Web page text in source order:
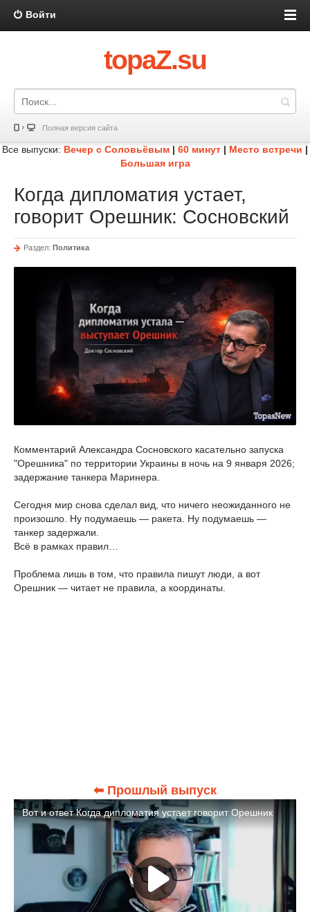
Войти
topaZ.su
Полная версия сайта
Все выпуски: Вечер с Соловьёвым | 60 минут | Место встречи |
Большая игра
Когда дипломатия устает,
говорит Орешник: Сосновский
Раздел: Политика
Комментарий Александра Сосновского касательно запуска
"Орешника" по территории Украины в ночь на 9 января 2026;
задержание танкера Маринера.
Сегодня мир снова сделал вид, что ничего неожиданного не
произошло. Ну подумаешь — ракета. Ну подумаешь —
танкер задержали.
Всё в рамках правил…
Проблема лишь в том, что правила пишут люди, а вот
Орешник — читает не правила, а координаты.
⬅ Прошлый выпуск